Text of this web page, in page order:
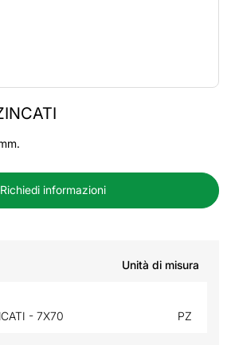
Richiedi informazioni
Unità di misura
- 7X70
PZ